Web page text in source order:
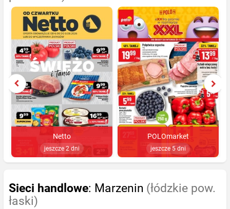
Netto
jeszcze 2 dni
POLOmarket
jeszcze 5 dni
Sieci handlowe: Marzenin (łódzkie pow.
łaski)